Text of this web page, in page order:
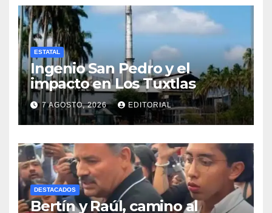
ESTATAL
Ingenio San Pedro y el
impacto en Los Tuxtlas
7 AGOSTO, 2026 EDITORIAL
DESTACADOS
Bertín y Raúl, camino al